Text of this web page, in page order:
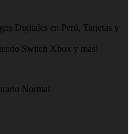
Digitales en Perú, Tarjetas y
Switch Xbox y mas!
Normal